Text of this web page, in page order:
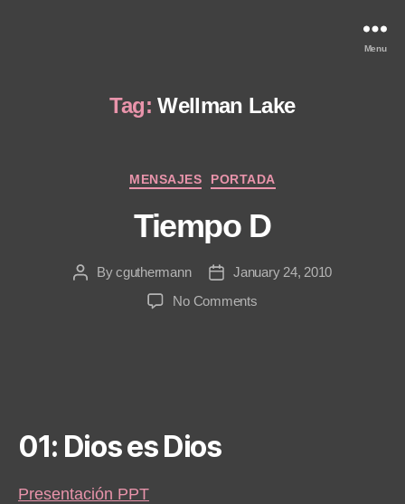
Menu
Tag: Wellman Lake
Categories
MENSAJES PORTADA
Tiempo D
PostBycguthermann
PostJanuary 24, 2010
No Commentson
01: Dios es Dios
Presentación PPT